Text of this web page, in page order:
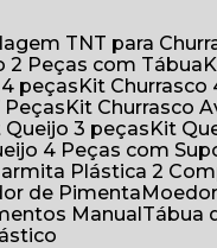
TNT para
2 Peças com Tábua
4 peças Kit
Peças
Kit Churrasco
Queijo 3 peças Kit
4 Peças com
Marmita Plástica 2
de Pimenta
Manual